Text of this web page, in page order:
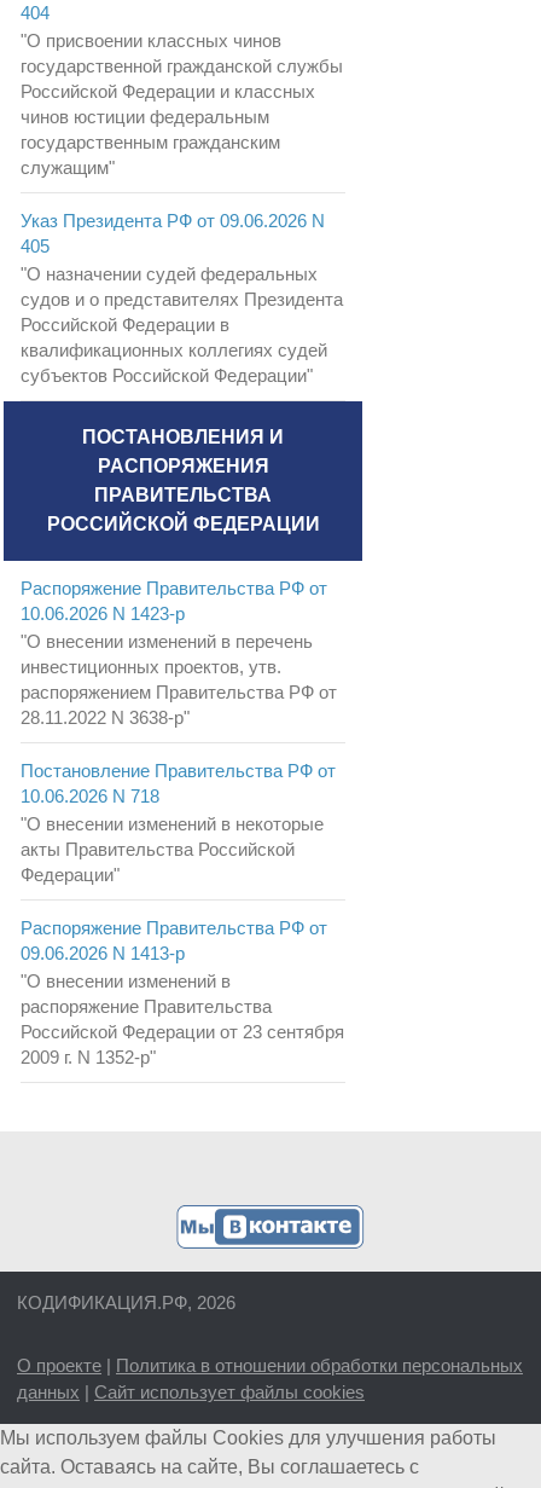
404
"О присвоении классных чинов
государственной гражданской службы
Российской Федерации и классных
чинов юстиции федеральным
государственным гражданским
служащим"
Указ Президента РФ от 09.06.2026 N
405
"О назначении судей федеральных
судов и о представителях Президента
Российской Федерации в
квалификационных коллегиях судей
субъектов Российской Федерации"
ПОСТАНОВЛЕНИЯ И
РАСПОРЯЖЕНИЯ
ПРАВИТЕЛЬСТВА
РОССИЙСКОЙ ФЕДЕРАЦИИ
Распоряжение Правительства РФ от
10.06.2026 N 1423-р
"О внесении изменений в перечень
инвестиционных проектов, утв.
распоряжением Правительства РФ от
28.11.2022 N 3638-р"
Постановление Правительства РФ от
10.06.2026 N 718
"О внесении изменений в некоторые
акты Правительства Российской
Федерации"
Распоряжение Правительства РФ от
09.06.2026 N 1413-р
"О внесении изменений в
распоряжение Правительства
Российской Федерации от 23 сентября
2009 г. N 1352-р"
КОДИФИКАЦИЯ.РФ, 2026
О проекте | Политика в отношении обработки персональных
данных | Сайт использует файлы cookies
Мы используем файлы Cookies для улучшения работы
сайта. Оставаясь на сайте, Вы соглашаетесь с